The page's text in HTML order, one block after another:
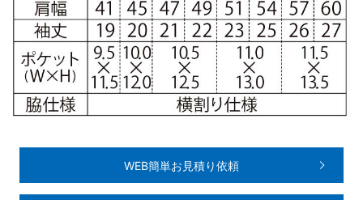
WEB簡単お見積り依頼